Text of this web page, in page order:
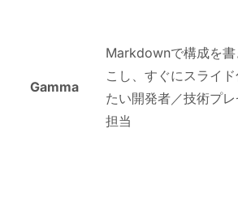
Gamma
Markdownで構成を書
こし、すぐにスライド
たい開発者／技術プ
担当